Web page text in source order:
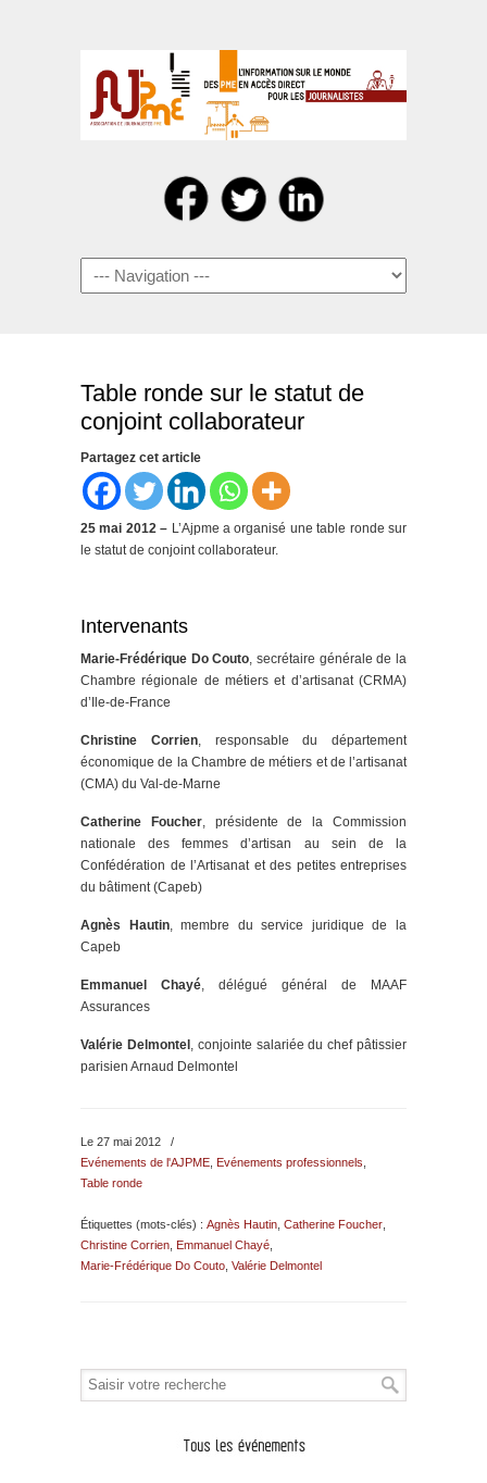
Navigation
Table ronde sur le statut de
conjoint collaborateur
Partagez cet article
25 mai 2012 – L’Ajpme a organisé une table ronde sur
le statut de conjoint collaborateur.
Intervenants
Marie-Frédérique Do Couto, secrétaire générale de la
Chambre régionale de métiers et d’artisanat (CRMA)
d’Ile-de-France
Christine Corrien, responsable du département
économique de la Chambre de métiers et de l’artisanat
(CMA) du Val-de-Marne
Catherine Foucher, présidente de la Commission
nationale des femmes d’artisan au sein de la
Confédération de l’Artisanat et des petites entreprises
du bâtiment (Capeb)
Agnès Hautin, membre du service juridique de la
Capeb
Emmanuel Chayé, délégué général de MAAF
Assurances
Valérie Delmontel , conjointe salariée du chef pâtissier
parisien Arnaud Delmontel
Le 27 mai 2012
/
Evénements de l'AJPME Evénements professionnels
Table ronde
Étiquettes (mots-clés) : Agnès Hautin Catherine Foucher
Christine Corrien Emmanuel Chayé
Marie-Frédérique Do Couto Valérie Delmontel